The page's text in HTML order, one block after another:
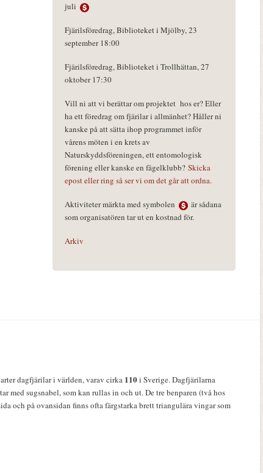
juli
Fjärilsföredrag, Biblioteket i Mjölby, 23
september 18:00
Fjärilsföredrag, Biblioteket i Trollhättan, 27
oktober 17:30
Vill ni att vi berättar om projektet hos er? Eller
ha ett föredrag om fjärilar i allmänhet? Håller ni
kanske på att sätta ihop programmet inför
vårens möten i en krets av
Naturskyddsföreningen, ett entomologisk
förening eller kanske en fågelklubb? Skicka
epost eller ring så ser vi om det går att ordna.
Aktiviteter märkta med symbolen
är sådana
som organisatören tar ut en kostnad för.
Arkiv
dagfjärilar i världen, varav cirka 110i Sverige. Dagfjärilarna
med sugsnabel, som kan rullas in och ut. De tre benparen (två hos
och på ovansidan finns ofta färgstarka brett triangulära vingar som